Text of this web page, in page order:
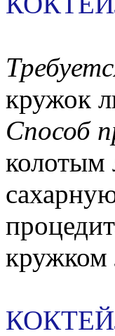
кружок
Способ
колотым
кружком